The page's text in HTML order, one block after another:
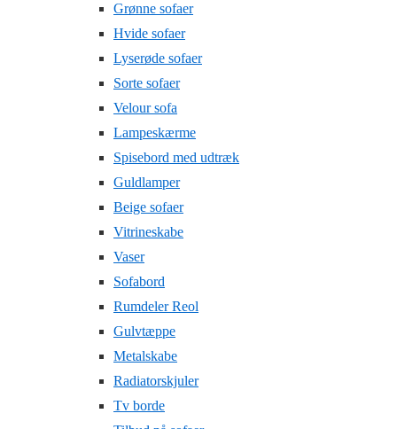
Grønne sofaer
Hvide sofaer
Lyserøde sofaer
Sorte sofaer
Velour sofa
Lampeskærme
Spisebord med udtræk
Guldlamper
Beige sofaer
Vitrineskabe
Vaser
Sofabord
Rumdeler Reol
Gulvtæppe
Metalskabe
Radiatorskjuler
Tv borde